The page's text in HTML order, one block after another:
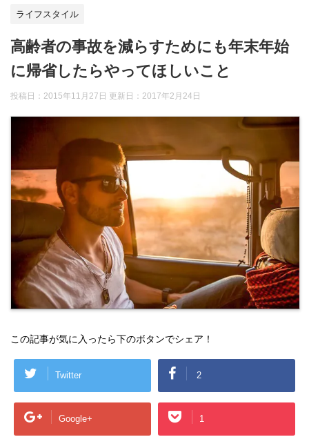
ライフスタイル
高齢者の事故を減らすためにも年末年始
に帰省したらやってほしいこと
投稿日：2015年11月27日 更新日： 2017年2月24日
この記事が気に入ったら下のボタンでシェア！
Twitter 2
Google+ 1